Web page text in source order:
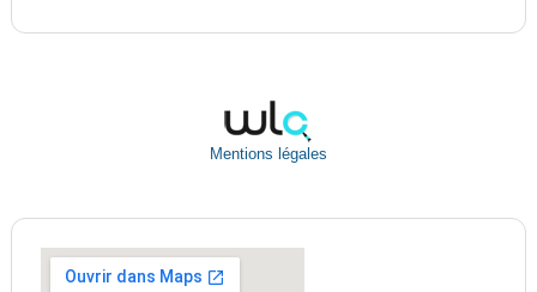
Mentions légales